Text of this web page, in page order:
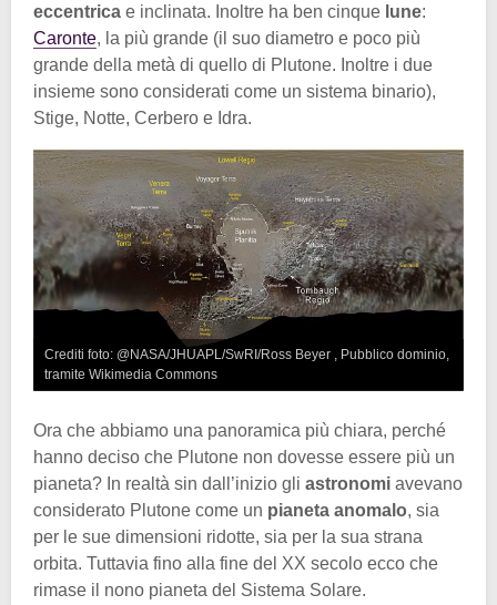
eccentrica e inclinata. Inoltre ha ben cinque lune:
Caronte, la più grande (il suo diametro e poco più
grande della metà di quello di Plutone. Inoltre i due
insieme sono considerati come un sistema binario),
Stige, Notte, Cerbero e Idra.
Crediti foto: @NASA/JHUAPL/SwRI/Ross Beyer , Pubblico dominio,
tramite Wikimedia Commons
Ora che abbiamo una panoramica più chiara, perché
hanno deciso che Plutone non dovesse essere più un
pianeta? In realtà sin dall’inizio gli astronomi avevano
considerato Plutone come un pianeta anomalo, sia
per le sue dimensioni ridotte, sia per la sua strana
orbita. Tuttavia fino alla fine del XX secolo ecco che
rimase il nono pianeta del Sistema Solare.